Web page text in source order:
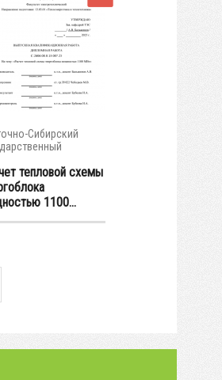
Сибирский
тепловой схемы
1100...